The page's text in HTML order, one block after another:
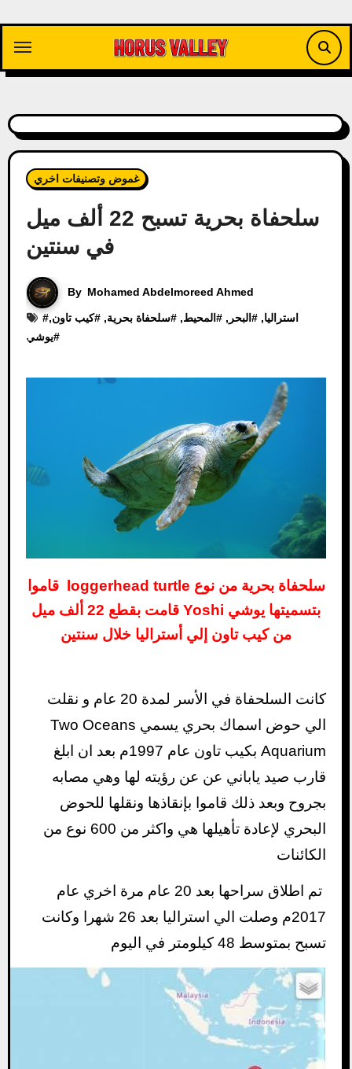
content
غموض وتصنيفات اخري
سلحفاة بحرية تسبح 22 ألف ميل
في سنتين
By Mohamed Abdelmoreed Ahmed
# استراليا, # البحر , # المحيط, #سلحفاة بحرية, #كيب تاون,
#يوشي
سلحفاة بحرية من نوع loggerhead turtle قاموا
بتسميتها يوشي Yoshi قامت بقطع 22 ألف ميل
من كيب تاون إلي أستراليا خلال سنتين
كانت السلحفاة في الأسر لمدة 20 عام و نقلت
الي حوض اسماك بحري يسمي Two Oceans
Aquarium بكيب تاون عام 1997م بعد ان ابلغ
قارب صيد ياباني عن عن رؤيته لها وهي مصابه
بجروح وبعد ذلك قاموا بإنقاذها ونقلها للحوض
البحري لإعادة تأهيلها هي واكثر من 600 نوع من
الكائنات
تم اطلاق سراحها بعد 20 عام مرة اخري عام
2017م وصلت الي استراليا بعد 26 شهرا وكانت
تسبح بمتوسط 48 كيلومتر في اليوم